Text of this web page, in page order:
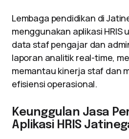
Lembaga pendidikan di
menggunakan aplikasi HRIS
data staf pengajar dan
laporan analitik real-time,
memantau kinerja staf dan
efisiensi operasional.
Keunggulan Jasa
Aplikasi HRIS